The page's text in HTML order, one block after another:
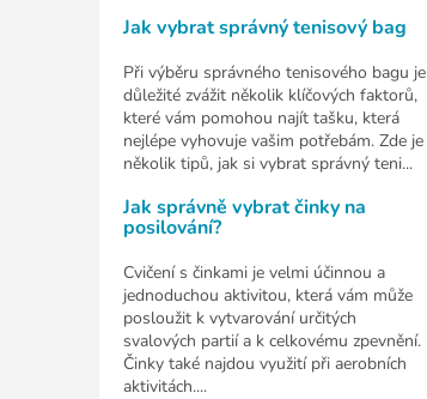
Jak vybrat správný tenisový bag
Při výběru správného tenisového bagu je
důležité zvážit několik klíčových faktorů,
které vám pomohou najít tašku, která
nejlépe vyhovuje vašim potřebám. Zde je
několik tipů, jak si vybrat správný teni...
Jak správně vybrat činky na
posilování?
Cvičení s činkami je velmi účinnou a
jednoduchou aktivitou, která vám může
posloužit k vytvarování určitých
svalových partií a k celkovému zpevnění.
Činky také najdou využití při aerobních
aktivitách....